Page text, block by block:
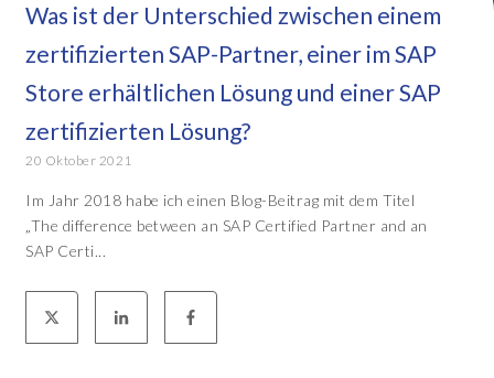
Was ist der Unterschied zwischen einem
zertifizierten SAP-Partner, einer im SAP
Store erhältlichen Lösung und einer SAP
zertifizierten Lösung?
20 Oktober 2021
Im Jahr 2018 habe ich einen Blog-Beitrag mit dem Titel
„The difference between an SAP Certified Partner and an
SAP Certi...